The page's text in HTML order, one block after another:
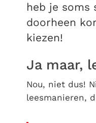
heb je soms
doorheen
kiezen!
Ja maar,
Nou, niet dus!
leesmanieren,